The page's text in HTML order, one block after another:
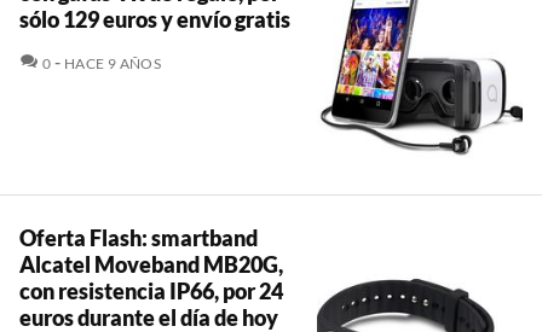
sólo 129 euros y envío gratis
0 COMENTARIOS
HACE 9 AÑOS
Oferta Flash: smartband
Alcatel Moveband MB20G,
con resistencia IP66, por 24
euros durante el día de hoy